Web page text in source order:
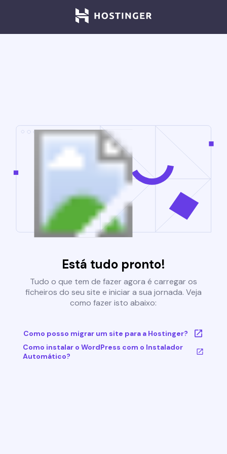
Está tudo pronto!
Tudo o que tem de fazer agora é carregar os
ficheiros do seu site e iniciar a sua jornada. Veja
como fazer isto abaixo:
Como posso migrar um site para a Hostinger?
Como instalar o WordPress com o Instalador
Automático?